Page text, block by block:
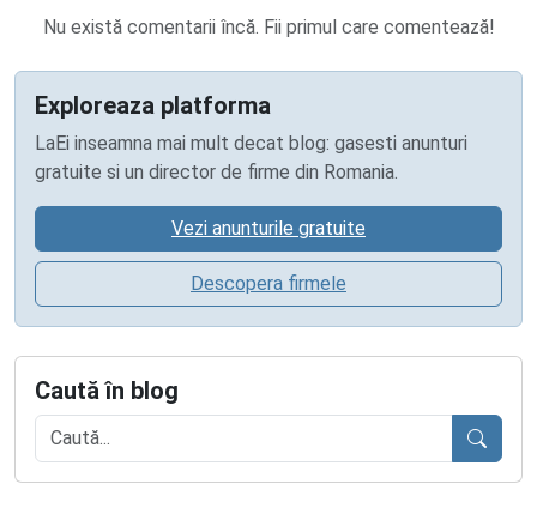
Nu există comentarii încă. Fii primul care comentează!
Exploreaza platforma
LaEi inseamna mai mult decat blog: gasesti anunturi
gratuite si un director de firme din Romania.
Vezi anunturile gratuite
Descopera firmele
Caută în blog
Caută